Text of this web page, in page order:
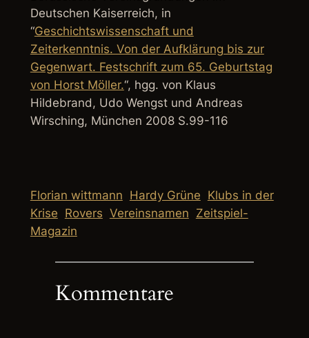
Deutschen Kaiserreich, in
“Geschichtswissenschaft und
Zeiterkenntnis. Von der Aufklärung bis zur
Gegenwart. Festschrift zum 65. Geburtstag
von Horst Möller.“, hgg. von Klaus
Hildebrand, Udo Wengst und Andreas
Wirsching, München 2008 S.99-116
Florian wittmann Hardy Grüne Klubs in der
Krise Rovers Vereinsnamen Zeitspiel-
Magazin
Kommentare